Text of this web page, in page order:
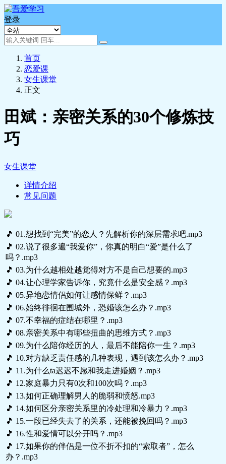
登录
首页
恋爱课
女生课堂
正文
田斌：亲密关系的30个修炼技
巧
女生课堂
详情介绍
常见问题
🎵 01.想找到“完美”的恋人？先解析你的深层需求吧.mp3
🎵 02.说了很多遍“我爱你”，你真的明白“爱”是什么了
吗？.mp3
🎵 03.为什么越相处越觉得对方不是自己想要的.mp3
🎵 04.让心理学家告诉你，究竟什么是安全感？.mp3
🎵 05.异地恋情侣如何让感情保鲜？.mp3
🎵 06.始终徘徊在围城外，恐婚该怎么办？.mp3
🎵 07.不幸福的症结在哪里？.mp3
🎵 08.亲密关系中有哪些扭曲的思维方式？.mp3
🎵 09.为什么陪你经历的人，最后不能陪你一生？.mp3
🎵 10.对方缺乏责任感的几种表现，遇到该怎么办？.mp3
🎵 11.为什么ta迟迟不愿和我走进婚姻？.mp3
🎵 12.家庭暴力只有0次和100次吗？.mp3
🎵 13.如何正确理解男人的脆弱和愤怒.mp3
🎵 14.如何区分亲密关系里的冷处理和冷暴力？.mp3
🎵 15.一段已经失去了的关系，还能被挽回吗？.mp3
🎵 16.性和爱情可以分开吗？.mp3
🎵 17.如果你的伴侣是一位不折不扣的“索取者”，怎么
办？.mp3